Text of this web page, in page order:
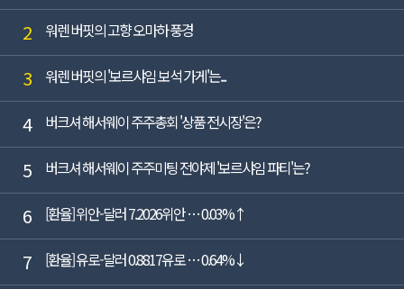
2 워렌 버핏의 고향 오마하 풍경
3 워렌 버핏의 '보르샤임 보석 가게'는...
4 버크셔 해서웨이 주주총회 '상품 전시장'은?
5 버크셔 해서웨이 주주미팅 전야제 '보르샤임 파티'는?
6 [환율] 위안-달러 7.2026위안 … 0.03%↑
7 [환율] 유로-달러 0.8817유로 … 0.64%↓